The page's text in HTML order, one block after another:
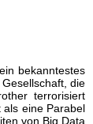
bekanntestes
die
terrorisiert
als eine Parabel
von Big Data